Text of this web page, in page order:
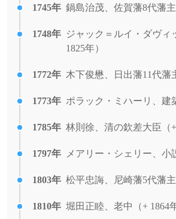
1745年 鍋島治茂、佐賀藩8代藩主
1748年 ジャック＝ルイ・ダヴィ
1825年）
1772年 木下俊懋、日出藩11代藩
1773年 ポラック・ミハーリ、建
1785年 林則徐、清の欽差大臣（+
1797年 メアリー・シェリー、小
1803年 松平忠誨、尼崎藩5代藩主
1810年 堀田正睦、老中（+ 1864